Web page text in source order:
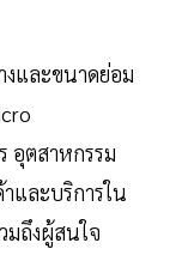
และขนาดย่อม
อุตสาหกรรม
และบริการใน
มถึงผู้สนใจ